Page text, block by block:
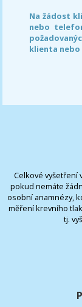
Na žádost
nebo
klienta
Celkové vyšetření
pokud nemáte
osobní anamnézy,
měření krevního
tj.